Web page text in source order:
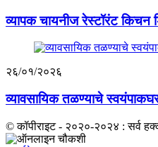
व्यापक चायनीज रेस्टॉरंट किचन
२६/०१/२०२६
व्यावसायिक तळण्याचे स्वयंपाकघर
© कॉपीराइट - २०२०-२०२४ : सर्व